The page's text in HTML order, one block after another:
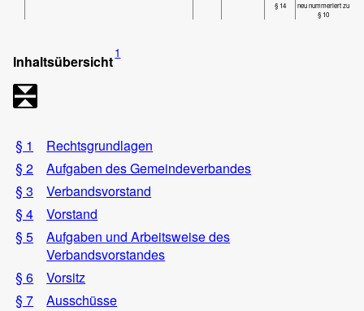
§ 14
neu nummeriert zu
§ 10
Inhaltsübersicht1
§ 1
Rechtsgrundlagen
§ 2
Aufgaben des Gemeindeverbandes
§ 3
Verbandsvorstand
§ 4
Vorstand
§ 5
Aufgaben und Arbeitsweise des
Verbandsvorstandes
§ 6
Vorsitz
§ 7
Ausschüsse